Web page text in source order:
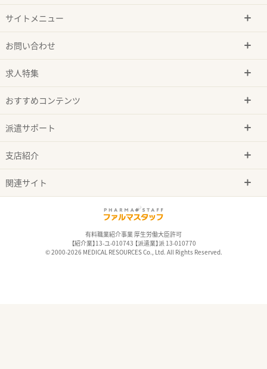
サイトメニュー
お問い合わせ
求人特集
おすすめコンテンツ
派遣サポート
支店紹介
関連サイト
有料職業紹介事業 厚生労働大臣許可
【紹介業】13-ユ-010743 【派遣業】派 13-010770
© 2000-2026 MEDICAL RESOURCES Co., Ltd. All Rights Reserved.